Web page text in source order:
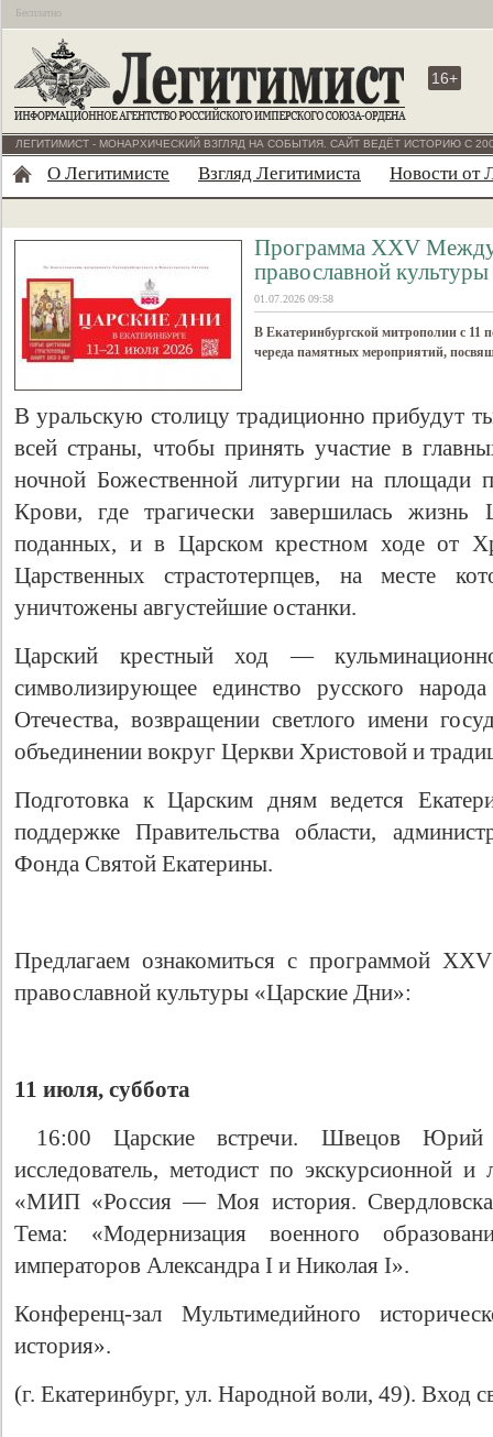
Бесплатно
16+
ЛЕГИТИМИСТ - МОНАРХИЧЕСКИЙ ВЗГЛЯД НА СОБЫТИЯ. САЙТ ВЕДЁТ ИСТОРИЮ С
О Легитимисте Взгляд Легитимиста Новости от
Программа XХV
православной
01.07.2026 09:58
В Екатеринбургской митрополии с 11
череда памятных мероприятий,
В уральскую столицу традиционно прибудут
всей страны, чтобы принять участие в
ночной Божественной литургии на площади
Крови, где трагически завершилась
поданных, и в Царском крестном ходе от
Царственных страстотерпцев, на месте
уничтожены августейшие останки.
Царский крестный ход —
символизирующее единство русского
Отечества, возвращении светлого имени
объединении вокруг Церкви Христовой и
Подготовка к Царским дням ведется
поддержке Правительства области,
Фонда Святой Екатерины.
Предлагаем ознакомиться с программой
православной культуры «Царские Дни»:
11 июля, суббота
16:00 Царские встречи. Швецов Юрий
исследователь, методист по экскурсионной
«МИП «Россия — Моя история.
Тема: «Модернизация военного
императоров Александра I и Николая I».
Конференц-зал Мультимедийного
история».
(г. Екатеринбург, ул. Народной воли, 49). Вход